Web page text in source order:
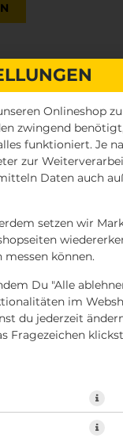
Onlineshop zu
zwingend
funktioniert. Je
zur
Daten auch
setzen wir
können.
Du "Alle
im
du jederzeit
Fragezeichen
Wahl